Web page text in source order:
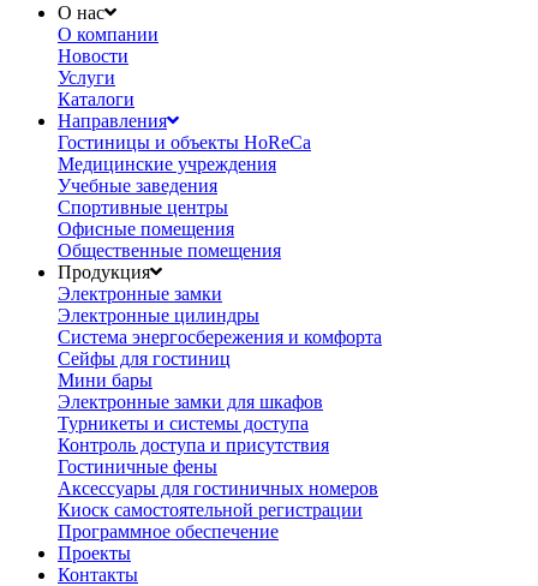
О нас
О компании
Новости
Услуги
Каталоги
Направления
Гостиницы и объекты HoReCa
Медицинские учреждения
Учебные заведения
Спортивные центры
Офисные помещения
Общественные помещения
Продукция
Электронные замки
Электронные цилиндры
Система энергосбережения и комфорта
Сейфы для гостиниц
Мини бары
Электронные замки для шкафов
Турникеты и системы доступа
Контроль доступа и присутствия
Гостиничные фены
Аксессуары для гостиничных номеров
Киоск самостоятельной регистрации
Программное обеспечение
Проекты
Контакты